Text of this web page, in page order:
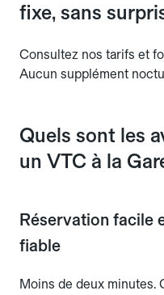
fixe, sans
Consultez nos tarifs et
Aucun supplément
Quels sont les
un VTC à la
Réservation facile
fiable
Moins de deux minutes.